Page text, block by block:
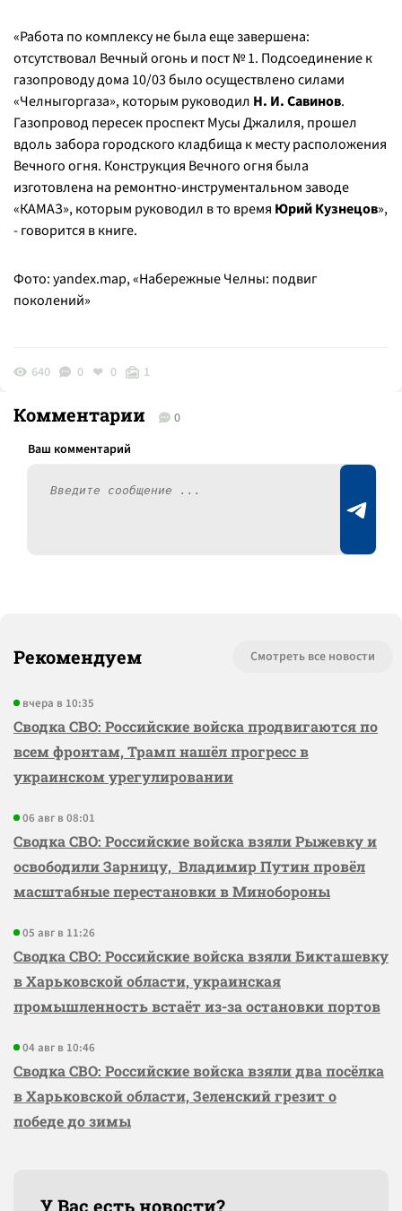
«Работа по комплексу не была еще завершена:
отсутствовал Вечный огонь и пост № 1. Подсоединение к
газопроводу дома 10/03 было осуществлено силами
«Челныгоргаза», которым руководил Н. И. Савинов.
Газопровод пересек проспект Мусы Джалиля, прошел
вдоль забора городского кладбища к месту расположения
Вечного огня. Конструкция Вечного огня была
изготовлена на ремонтно-инструментальном заводе
«КАМАЗ», которым руководил в то время Юрий Кузнецов»,
- говорится в книге.
Фото: yandex.map, «Набережные Челны: подвиг
поколений»
640 0 0 1
Комментарии 0
Рекомендуем Смотреть все новости
вчера в 10:35
Сводка СВО: Российские войска продвигаются по
всем фронтам, Трамп нашёл прогресс в
украинском урегулировании
06 авг в 08:01
Сводка СВО: Российские войска взяли Рыжевку и
освободили Зарницу, Владимир Путин провёл
масштабные перестановки в Минобороны
05 авг в 11:26
Сводка СВО: Российские войска взяли Бикташевку
в Харьковской области, украинская
промышленность встаёт из-за остановки портов
04 авг в 10:46
Сводка СВО: Российские войска взяли два посёлка
в Харьковской области, Зеленский грезит о
победе до зимы
У Вас есть новости?